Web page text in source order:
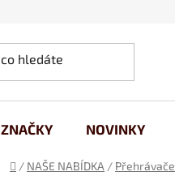
ZNAČKY NOVINKY
Domů
/ NAŠE NABÍDKA / Přehrávače